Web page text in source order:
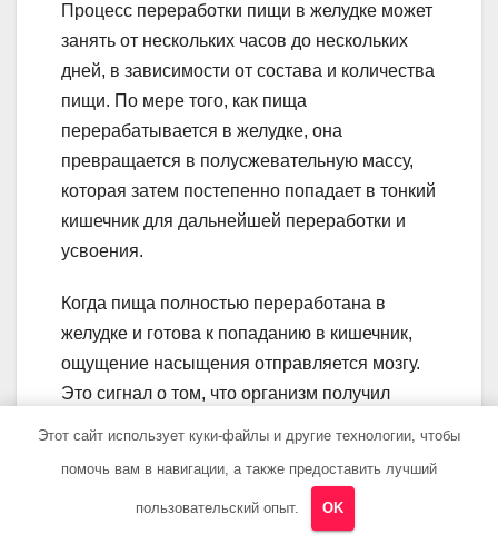
Процесс переработки пищи в желудке может
занять от нескольких часов до нескольких
дней, в зависимости от состава и количества
пищи. По мере того, как пища
перерабатывается в желудке, она
превращается в полусжевательную массу,
которая затем постепенно попадает в тонкий
кишечник для дальнейшей переработки и
усвоения.
Когда пища полностью переработана в
желудке и готова к попаданию в кишечник,
ощущение насыщения отправляется мозгу.
Это сигнал о том, что организм получил
Этот сайт использует куки-файлы и другие технологии, чтобы
помочь вам в навигации, а также предоставить лучший
пользовательский опыт. OK